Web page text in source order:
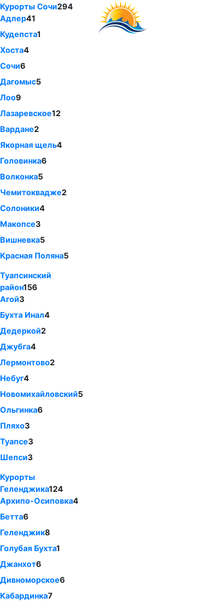
Курорты Сочи294
Адлер41
Кудепста1
Хоста4
Сочи6
Дагомыс5
Лоо9
Лазаревское12
Вардане2
Якорная щель4
Головинка6
Волконка5
Чемитоквадже2
Солоники4
Макопсе3
Вишневка5
Красная Поляна5
Туапсинский
район156
Агой3
Бухта Инал4
Дедеркой2
Джубга4
Лермонтово2
Небуг4
Новомихайловский5
Ольгинка6
Пляхо3
Туапсе3
Шепси3
Курорты
Геленджика124
Архипо-Осиповка4
Бетта6
Геленджик8
Голубая Бухта1
Джанхот6
Дивноморское6
Кабардинка7